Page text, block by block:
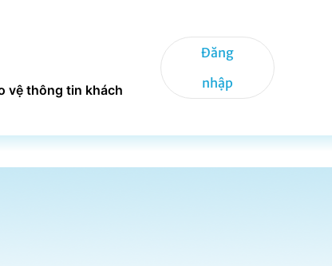
vệ thông tin khách
Đăng
nhập